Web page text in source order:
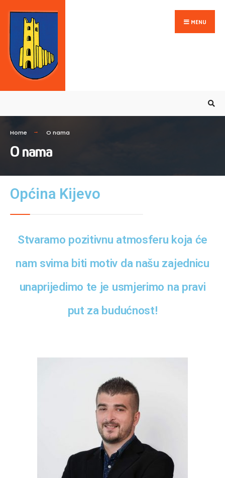
MENU
Home O nama
O nama
Općina Kijevo
Stvaramo pozitivnu atmosferu koja će
nam svima biti motiv da našu zajednicu
unaprijedimo te je usmjerimo na pravi
put za budućnost!